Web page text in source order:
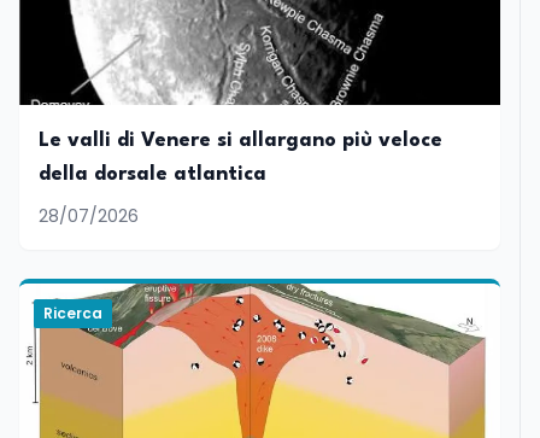
Le valli di Venere si allargano più veloce
della dorsale atlantica
28/07/2026
Ricerca